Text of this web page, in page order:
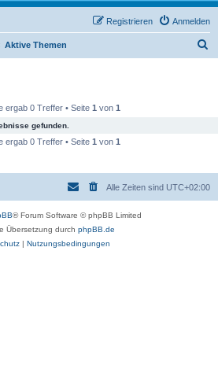
Anmelden
Registrieren
Aktive Themen
ergab 0 Treffer • Seite 1 von 1
gefunden.
ergab 0 Treffer • Seite 1 von 1
Alle Zeiten sind UTC+02:00
® Forum Software © phpBB Limited
Übersetzung durch phpBB.de
| Nutzungsbedingungen